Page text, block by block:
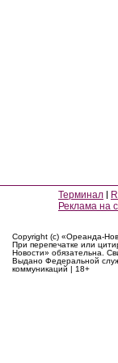
Терминал
Реклама на
Copyright (c) «Ореанда-
При перепечатке или
Новости» обязательна.
Выдано Федеральной
коммуникаций | 18+